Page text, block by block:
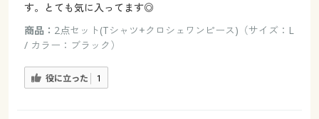
す。とても気に入ってます◎
商品： 2点セット(Tシャツ+クロシェワンピース)（サイズ：L
/ カラー：ブラック）
役に立った 1